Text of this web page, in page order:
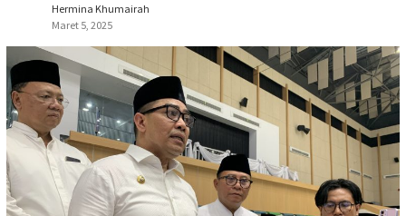
Hermina Khumairah
Maret 5, 2025